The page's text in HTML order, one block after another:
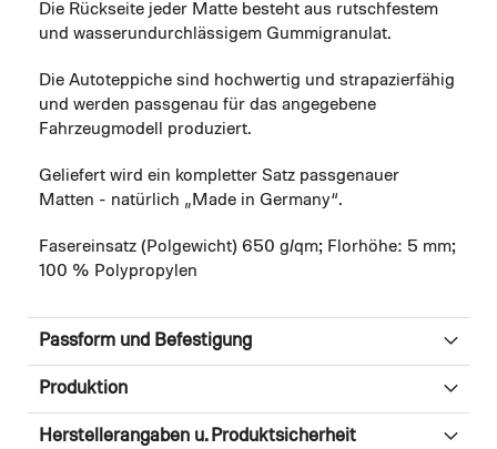
Die Rückseite jeder Matte besteht aus rutschfestem
und wasserundurchlässigem Gummigranulat.
Die Autoteppiche sind hochwertig und strapazierfähig
und werden passgenau für das angegebene
Fahrzeugmodell produziert.
Geliefert wird ein kompletter Satz passgenauer
Matten - natürlich „Made in Germany“.
Fasereinsatz (Polgewicht) 650 g/qm; Florhöhe: 5 mm;
100 % Polypropylen
Passform und Befestigung
Produktion
Herstellerangaben u. Produktsicherheit